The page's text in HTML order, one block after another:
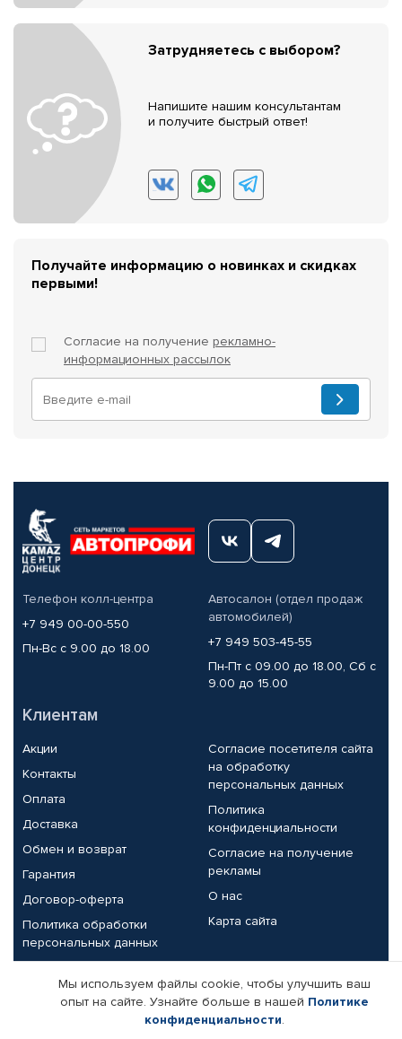
Затрудняетесь с выбором?
Напишите нашим консультантам
и получите быстрый ответ!
Получайте информацию о новинках и скидках
первыми!
Согласие на получение рекламно-
информационных рассылок
Телефон колл-центра
+7 949 00-00-550
Пн-Вс с 9.00 до 18.00
Автосалон (отдел продаж
автомобилей)
+7 949 503-45-55
Пн-Пт с 09.00 до 18.00, Сб с
9.00 до 15.00
Клиентам
Акции
Контакты
Оплата
Доставка
Обмен и возврат
Гарантия
Договор-оферта
Политика обработки
персональных данных
Согласие посетителя сайта
на обработку
персональных данных
Политика
конфиденциальности
Согласие на получение
рекламы
О нас
Карта сайта
Партнерам
Корпоративным клиентам
Реквизиты компании
Мы используем файлы cookie, чтобы улучшить ваш
опыт на сайте. Узнайте больше в нашей Политике
конфиденциальности.